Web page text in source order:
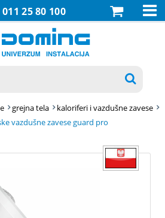
011 25 80 100 

grejna tela
kaloriferi i vazdušne zavese
vazdušne zavese guard pro